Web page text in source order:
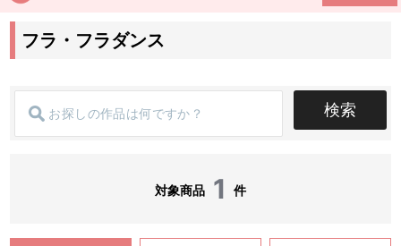
フラ・フラダンス
検索
対象商品 1 件